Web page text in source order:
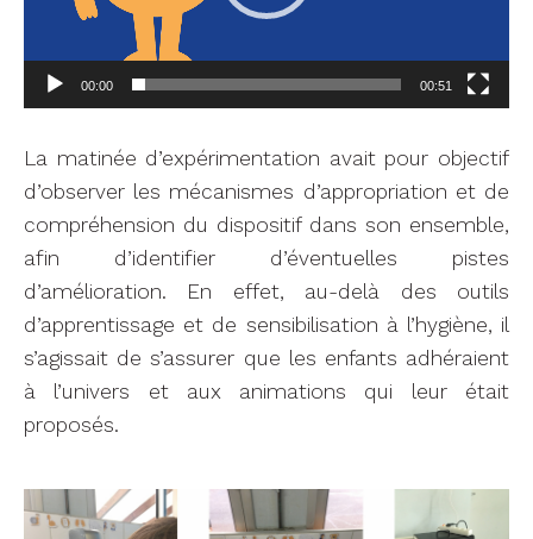
00:00 00:51
La matinée d’expérimentation avait pour objectif
d’observer les mécanismes d’appropriation et de
compréhension du dispositif dans son ensemble,
afin d’identifier d’éventuelles pistes
d’amélioration. En effet, au-delà des outils
d’apprentissage et de sensibilisation à l’hygiène, il
s’agissait de s’assurer que les enfants adhéraient
à l’univers et aux animations qui leur était
proposés.